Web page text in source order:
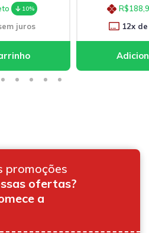
10%
juros
12x de
promoções
ofertas?
a